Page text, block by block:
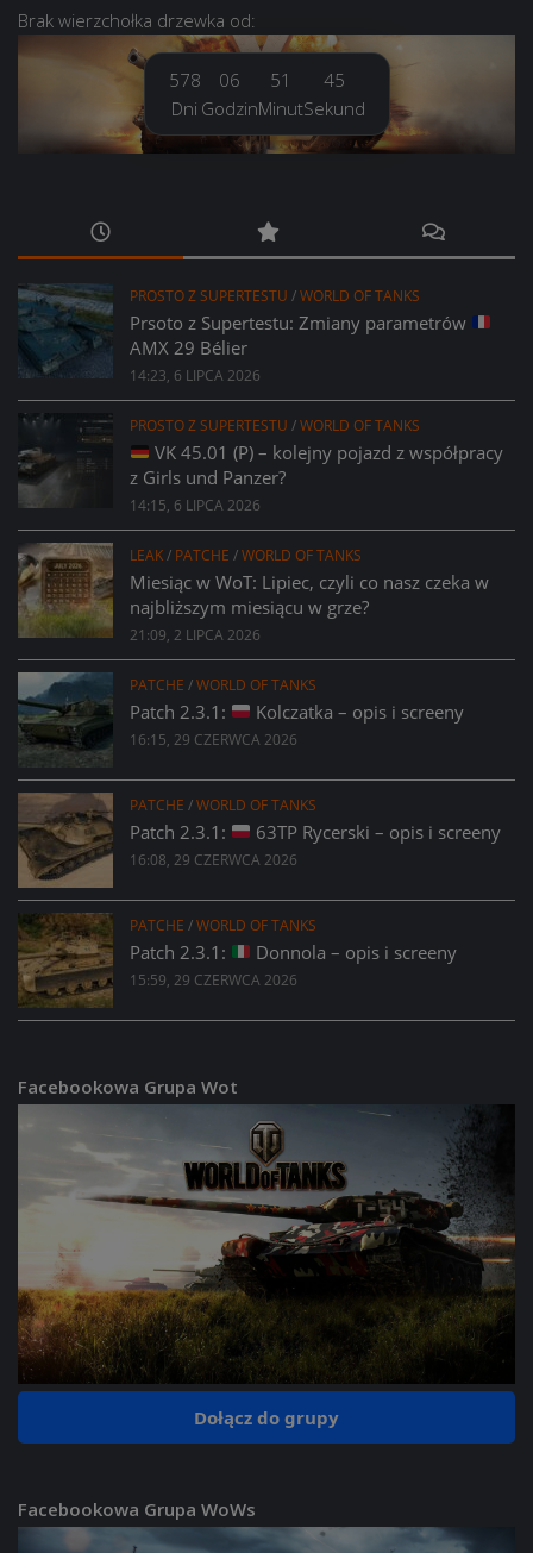
Brak wierzchołka drzewka od:
578
Dni
06
Godzin
51
Minut
46
Sekund
PROSTO Z SUPERTESTU /WORLD OF TANKS
Prsoto z Supertestu: Zmiany parametrów
AMX 29 Bélier
14:23, 6 LIPCA 2026
PROSTO Z SUPERTESTU /WORLD OF TANKS
VK 45.01 (P) – kolejny pojazd z współpracy
z Girls und Panzer?
14:15, 6 LIPCA 2026
LEAK/ PATCHE /WORLD OF TANKS
Miesiąc w WoT: Lipiec, czyli co nasz czeka w
najbliższym miesiącu w grze?
21:09, 2 LIPCA 2026
PATCHE /WORLD OF TANKS
Patch 2.3.1: Kolczatka – opis i screeny
16:15, 29 CZERWCA 2026
PATCHE /WORLD OF TANKS
Patch 2.3.1: 63TP Rycerski – opis i screeny
16:08, 29 CZERWCA 2026
PATCHE /WORLD OF TANKS
Patch 2.3.1: Donnola – opis i screeny
15:59, 29 CZERWCA 2026
Facebookowa Grupa Wot
Dołącz do grupy
Facebookowa Grupa WoWs